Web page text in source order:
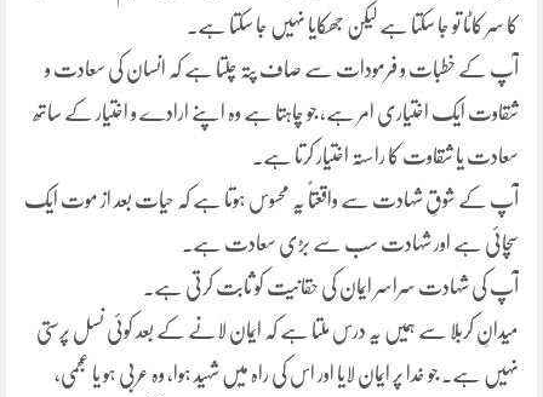
کا سر کاٹا تو جا سکتا ہے لیکن جھکایا نہیں جا سکتا ہے۔
آپ کے خطبات و فرمودات سے صاف پتہ چلتا ہے کہ انسان کی سعادت و
شقاوت ایک اختیاری امر ہے، جو چاہتا ہے وہ اپنے ارادے و اختیار کے ساتھ
سعادت یا شقاوت کا راستہ اختیار کرتا ہے۔
آپ کے شوقِ شہادت سے واقعتاً یہ محسوس ہوتا ہے کہ حیات بعد از موت ایک
سچائی ہے اور شہادت سب سے بڑی سعادت ہے۔
آپ کی شہادت سراسر ایمان کی حقانیت کو ثابت کرتی ہے۔
میدانِ کربلا سے ہمیں یہ درس ملتا ہے کہ ایمان لانے کے بعد کوئی نسل پرستی
نہیں ہے۔ جو خدا پر ایمان لایا اور اس کی راہ میں شہید ہوا، وہ عربی ہو یا عجمی،